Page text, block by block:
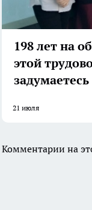
198 лет на
этой
21 июля
Комментарии на